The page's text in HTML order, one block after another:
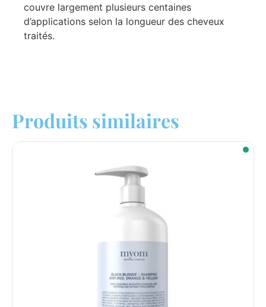
couvre largement plusieurs centaines
d’applications selon la longueur des cheveux
traités.
Produits similaires